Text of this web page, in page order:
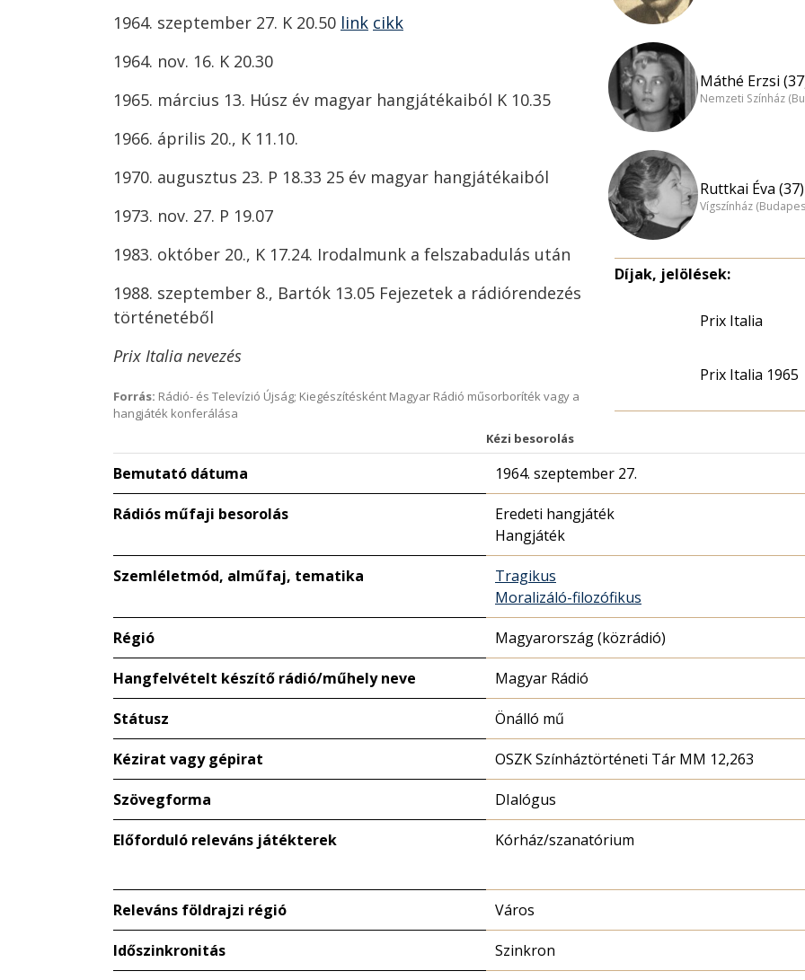
1964. szeptember 27. K 20.50 link cikk
1964. nov. 16. K 20.30
1965. március 13. Húsz év magyar hangjátékaiból K 10.35
1966. április 20., K 11.10.
1970. augusztus 23. P 18.33 25 év magyar hangjátékaiból
1973. nov. 27. P 19.07
1983. október 20., K 17.24. Irodalmunk a felszabadulás után
1988. szeptember 8., Bartók 13.05 Fejezetek a rádiórendezés
történetéből
Prix Italia nevezés
Forrás: Rádió- és Televízió Újság; Kiegészítésként Magyar Rádió műsorboríték vagy a
hangjáték konferálása
Máthé Erzsi
Nemzeti Színház
Ruttkai Éva (37)
Vígszínház
Díjak, jelölések:
Prix Italia
Prix Italia 1965
Kézi besorolás
Bemutató dátuma 1964. szeptember 27.
Rádiós műfaji besorolás
Eredeti hangjáték
Hangjáték
Szemléletmód, alműfaj, tematika
Tragikus
Moralizáló-filozófikus
Régió Magyarország (közrádió)
Hangfelvételt készítő rádió/műhely neve Magyar Rádió
Státusz Önálló mű
Kézirat vagy gépirat OSZK Színháztörténeti Tár MM 12,263
Szövegforma DIalógus
Előforduló releváns játékterek Kórház/szanatórium
Releváns földrajzi régió Város
Időszinkronitás Szinkron